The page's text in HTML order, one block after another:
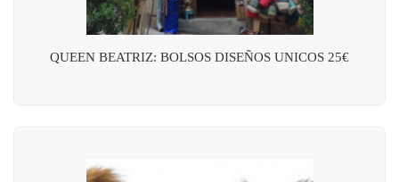
QUEEN BEATRIZ: BOLSOS DISEÑOS UNICOS 25€